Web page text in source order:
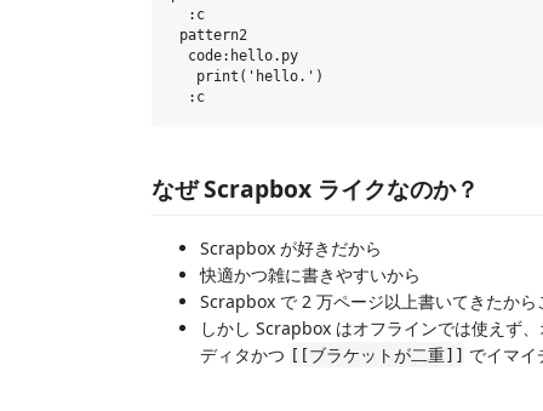
  :c
pattern2
  code:hello.py
   print('hello.')
なぜ Scrapbox ライクなのか？
Scrapbox が好きだから
快適かつ雑に書きやすいから
Scrapbox で 2 万ページ以上書いてきたか
しかし Scrapbox はオフラインでは使えず
ディタかつ [[ブラケットが二重]] でイマイ